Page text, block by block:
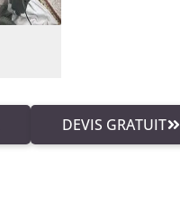
DEVIS GRATUIT